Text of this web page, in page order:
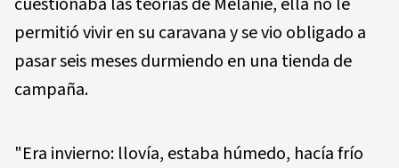
permitió vivir en su caravana y se vio obligado a
pasar seis meses durmiendo en una tienda de
campaña.
"Era invierno: llovía, estaba húmedo, hacía frío